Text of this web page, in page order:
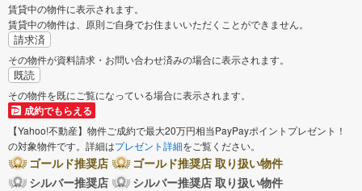
賃貸中の物件に表示されます。
賃貸中の物件は、原則ご自身でお住まいいただくことができません。
請求済
その物件が資料請求・お問い合わせ済みの場合に表示されます。
既読
その物件を既にご覧になっている場合に表示されます。
成約でもらえる
【Yahoo!不動産】物件ご成約で最大20万円相当PayPayポイントプレゼント！
の対象物件です。詳細はプレゼント詳細をご覧ください。
ゴールド推奨店
ゴールド推奨店 取り扱い物件
シルバー推奨店
シルバー推奨店 取り扱い物件